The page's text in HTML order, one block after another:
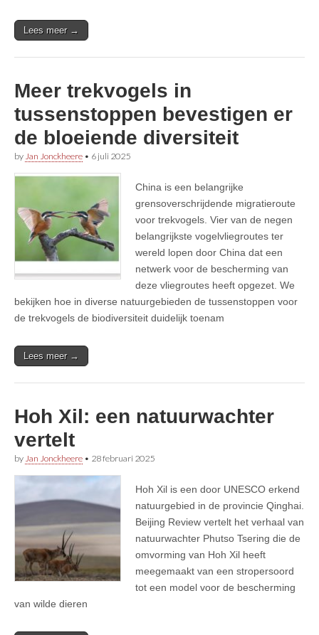
Lees meer →
Meer trekvogels in
tussenstoppen bevestigen er
de bloeiende diversiteit
by Jan Jonckheere • 6 juli 2025
China is een belangrijke
grensoverschrijdende migratieroute
voor trekvogels. Vier van de negen
belangrijkste vogelvliegroutes ter
wereld lopen door China dat een
netwerk voor de bescherming van
deze vliegroutes heeft opgezet. We
bekijken hoe in diverse natuurgebieden de tussenstoppen voor
de trekvogels de biodiversiteit duidelijk toenam
Lees meer →
Hoh Xil: een natuurwachter
vertelt
by Jan Jonckheere • 28 februari 2025
Hoh Xil is een door UNESCO erkend
natuurgebied in de provincie Qinghai.
Beijing Review vertelt het verhaal van
natuurwachter Phutso Tsering die de
omvorming van Hoh Xil heeft
meegemaakt van een stropersoord
tot een model voor de bescherming
van wilde dieren